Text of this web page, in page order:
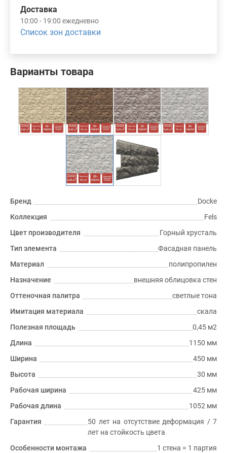
Варианты товара
Бренд
Docke
Коллекция
Fels
Цвет производителя
Горный хрусталь
Тип элемента
Фасадная панель
Материал
полипропилен
Назначение
внешняя облицовка стен
Оттеночная палитра
светлые тона
Имитация материала
скала
Полезная площадь
0,45 м2
Длина
1150 мм
Ширина
450 мм
Высота
30 мм
Рабочая ширина
425 мм
Рабочая длина
1052 мм
Гарантия
50 лет на отсутствие деформация / 7
лет на стойкость цвета
Особенности монтажа
1 стена = 1 партия
Доставка
10:00 - 19:00 ежедневно
Список зон доставки